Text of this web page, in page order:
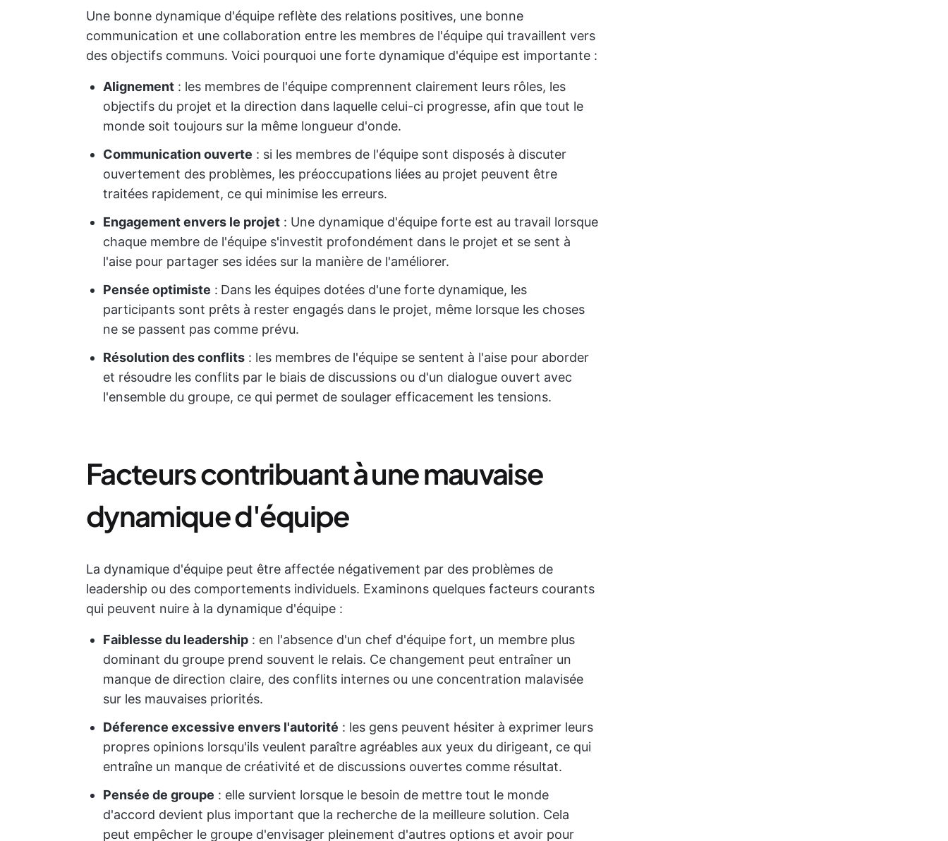
Une bonne dynamique d'équipe reflète des relations positives, une bonne
communication et une collaboration entre les membres de l'équipe qui travaillent vers
des objectifs communs. Voici pourquoi une forte dynamique d'équipe est importante :
Alignement : les membres de l'équipe comprennent clairement leurs rôles, les
objectifs du projet et la direction dans laquelle celui-ci progresse, afin que tout le
monde soit toujours sur la même longueur d'onde.
Communication ouverte : si les membres de l'équipe sont disposés à discuter
ouvertement des problèmes, les préoccupations liées au projet peuvent être
traitées rapidement, ce qui minimise les erreurs.
Engagement envers le projet : Une dynamique d'équipe forte est au travail lorsque
chaque membre de l'équipe s'investit profondément dans le projet et se sent à
l'aise pour partager ses idées sur la manière de l'améliorer.
Pensée optimiste : Dans les équipes dotées d'une forte dynamique, les
participants sont prêts à rester engagés dans le projet, même lorsque les choses
ne se passent pas comme prévu.
Résolution des conflits : les membres de l'équipe se sentent à l'aise pour aborder
et résoudre les conflits par le biais de discussions ou d'un dialogue ouvert avec
l'ensemble du groupe, ce qui permet de soulager efficacement les tensions.
Facteurs contribuant à une mauvaise
dynamique d'équipe
La dynamique d'équipe peut être affectée négativement par des problèmes de
leadership ou des comportements individuels. Examinons quelques facteurs courants
qui peuvent nuire à la dynamique d'équipe :
Faiblesse du leadership : en l'absence d'un chef d'équipe fort, un membre plus
dominant du groupe prend souvent le relais. Ce changement peut entraîner un
manque de direction claire, des conflits internes ou une concentration malavisée
sur les mauvaises priorités.
Déference excessive envers l'autorité : les gens peuvent hésiter à exprimer leurs
propres opinions lorsqu'ils veulent paraître agréables aux yeux du dirigeant, ce qui
entraîne un manque de créativité et de discussions ouvertes comme résultat.
Pensée de groupe : elle survient lorsque le besoin de mettre tout le monde
d'accord devient plus important que la recherche de la meilleure solution. Cela
peut empêcher le groupe d'envisager pleinement d'autres options et avoir pour